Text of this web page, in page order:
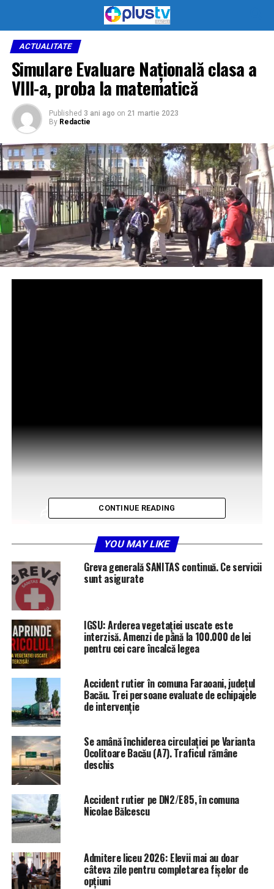
ACTUALITATE
Simulare Evaluare Națională clasa a
VIII-a, proba la matematică
Published 3 ani ago on 21 martie 2023
By Redactie
RELATED TOPICS: STIRILE PLUS TV BACAU
UP NEXT
Percheziții la persoane bănuite de trafic de droguri
Ziua Internațională a Poeziei
CONTINUE READING
YOU MAY LIKE
Greva generală SANITAS continuă. Ce servicii
sunt asigurate
IGSU: Arderea vegetației uscate este
interzisă. Amenzi de până la 100.000 de lei
pentru cei care încalcă legea
Accident rutier în comuna Faraoani, județul
Bacău. Trei persoane evaluate de echipajele
de intervenție
Se amână închiderea circulației pe Varianta
Ocolitoare Bacău (A7). Traficul rămâne
deschis
Accident rutier pe DN2/E85, în comuna
Nicolae Bălcescu
Admitere liceu 2026: Elevii mai au doar
câteva zile pentru completarea fișelor de
opțiuni